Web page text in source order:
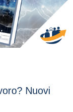
Nuovi